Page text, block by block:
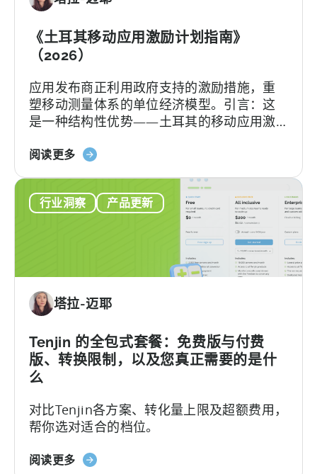
计
划：
的
申
请
查
单
《土耳其移动应用激励计划指南》
（2026）
应用发布商正利用政府支持的激励措施，重
塑移动测量体系的单位经济模型。引言：这
是一种结构性优势——土耳其的移动应用激
最重要且不稀释股权的融资框架之一。 该政
府体系，可报销50–70%的...
阅读更多关
耳
激
计
划
（2026）》
行业洞察 产品更新
塔拉-迈耶
Tenjin 的全包式套餐：免费版与付费
版、转换限制，以及您真正需要的是什
么
对比Tenjin各方案、转化量上限及超额费用，
帮你选对适合的档位。
阅读更多关